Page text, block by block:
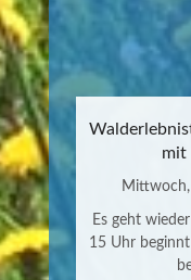
mit
Es geht
15 Uhr